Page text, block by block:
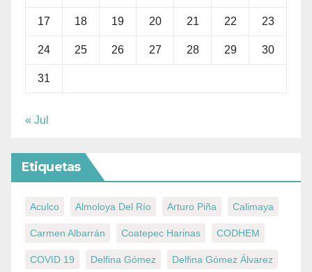
17 18 19 20 21 22 23
24 25 26 27 28 29 30
31
« Jul
Etiquetas
Aculco Almoloya Del Río Arturo Piña Calimaya
Carmen Albarrán Coatepec Harinas CODHEM
COVID 19 Delfina Gómez Delfina Gómez Álvarez